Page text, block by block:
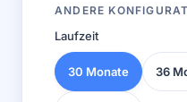
ANDERE
Laufzeit
30 Monate 36